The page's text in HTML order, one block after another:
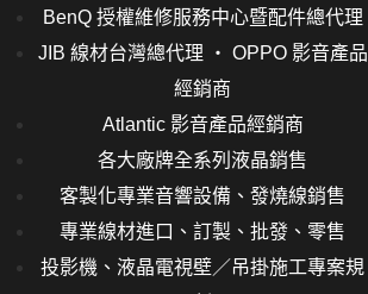
BenQ 授權維修服務中心暨配件總代理
JIB 線材台灣總代理 ‧ OPPO 影音產品
經銷商
Atlantic 影音產品經銷商
各大廠牌全系列液晶銷售
客製化專業音響設備、發燒線銷售
專業線材進口、訂製、批發、零售
投影機、液晶電視壁／吊掛施工專案規